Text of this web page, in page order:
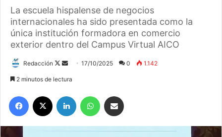
La escuela hispalense de negocios
internacionales ha sido presentada como la
única institución formadora en comercio
exterior dentro del Campus Virtual AICO
Redacción
F
l
o
d
a
17/10/2025 0 1.142
2 minutos de lectura